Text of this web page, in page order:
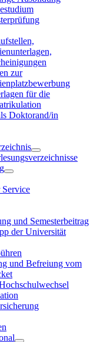
zur
für die
Doktorand/in
und Semesterbeitrag
der Universität
und Befreiung vom